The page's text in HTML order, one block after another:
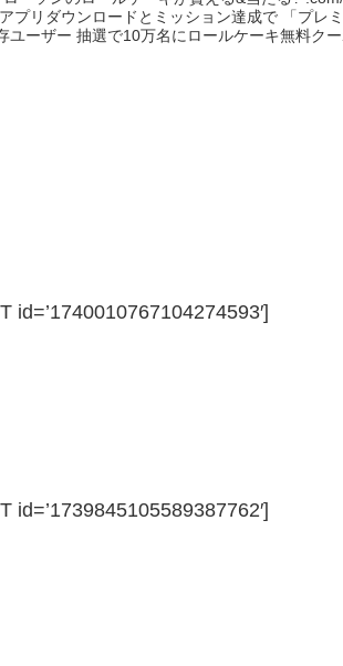
id=’1740010767104274593′]
id=’1739845105589387762′]